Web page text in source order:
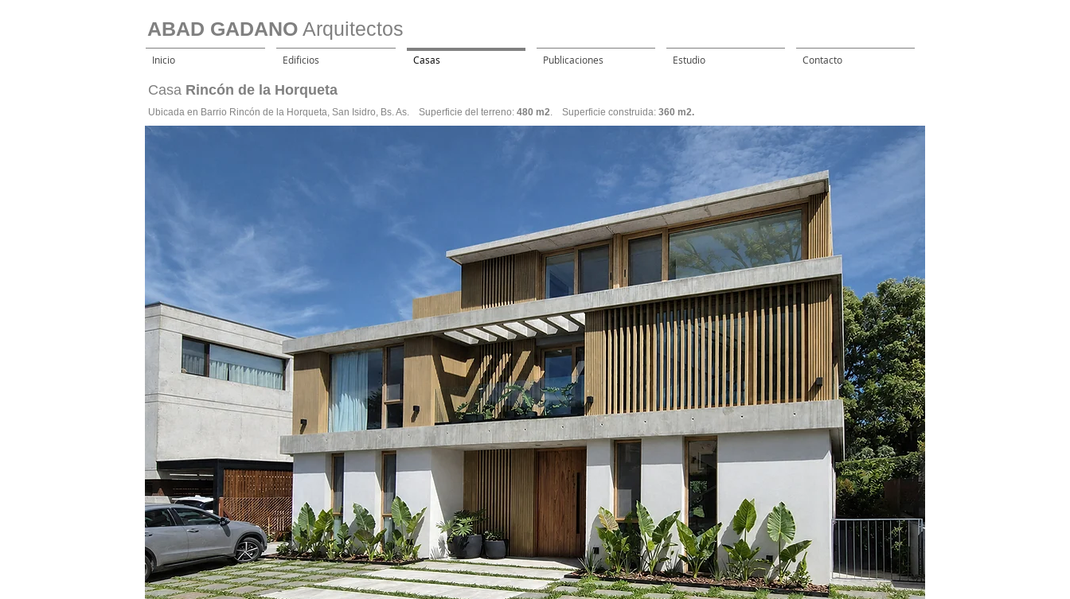
ABAD GADANO Arquitectos
Inicio Edificios Casas Publicaciones Estudio Contacto
Casa Rincón de la Horqueta
Ubicada en Barrio Rincón de la Horqueta, San Isidro, Bs. As. Superficie del terreno: 480 m2. Superficie construida: 360 m2.